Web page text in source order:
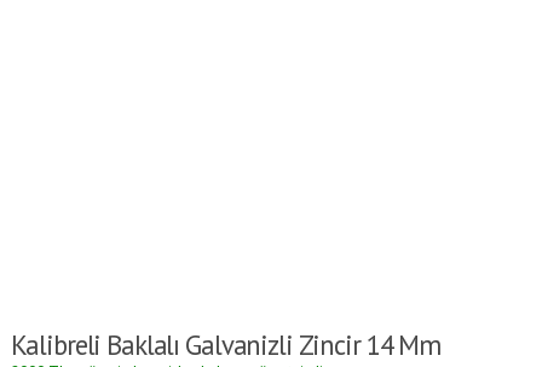
Kalibreli Baklalı Galvanizli Zincir 14 Mm